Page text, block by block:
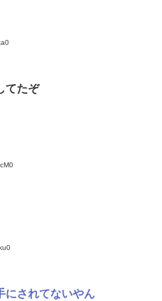
てたぞ
にされてないやん